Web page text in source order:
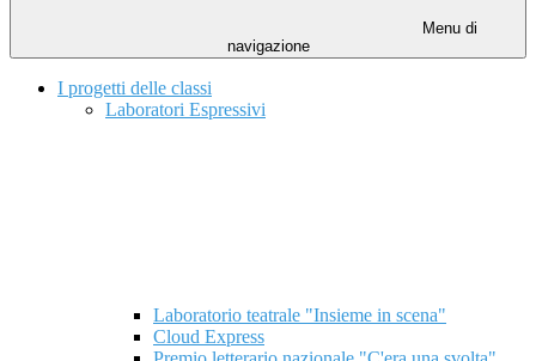
Menu di
navigazione
I progetti delle classi
Laboratori Espressivi
Laboratorio teatrale "Insieme in scena"
Cloud Express